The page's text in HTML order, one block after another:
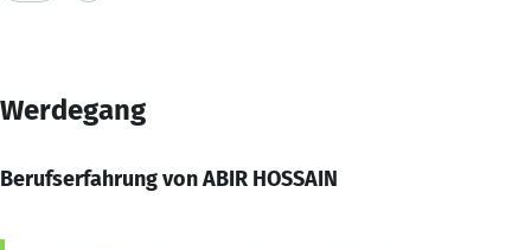
Werdegang
Berufserfahrung von ABIR HOSSAIN